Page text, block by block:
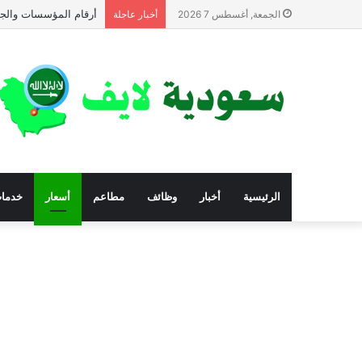
الجمعة, أغسطس 7 2026 أخبار عاجلة أرقام المؤسسات
الرئيسية أخبار وظائف مطاعم أسعار